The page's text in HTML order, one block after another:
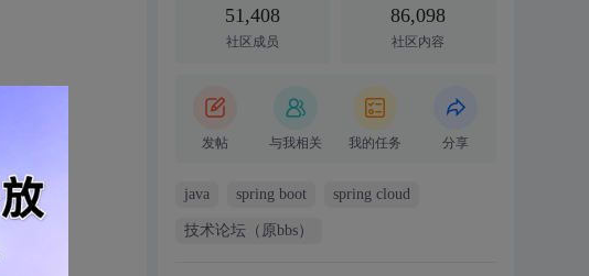
51,408
社区成员
86,098
社区内容
发帖 与我相关 我的任务 分享
java spring boot spring cloud
技术论坛（原bbs）